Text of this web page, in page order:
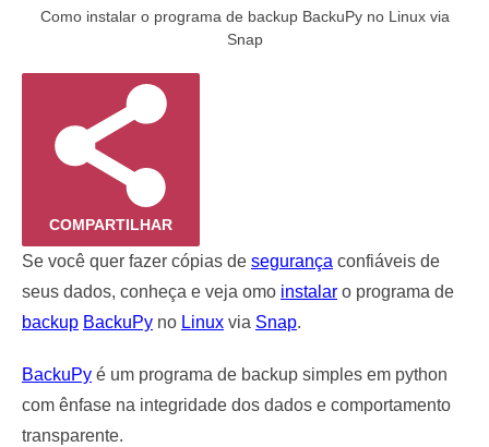
Como instalar o programa de backup BackuPy no Linux via
Snap
COMPARTILHAR
Se você quer fazer cópias de segurança confiáveis de
seus dados, conheça e veja omo instalar o programa de
backup BackuPy no Linux via Snap.
BackuPy é um programa de backup simples em python
com ênfase na integridade dos dados e comportamento
transparente.